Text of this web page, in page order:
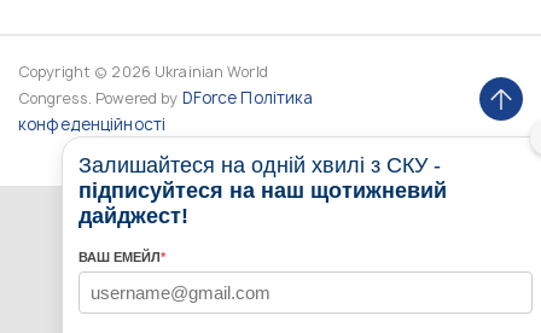
Copyright © 2026 Ukrainian World
Congress. Powered by DForceПолітика
конфеденційності
Залишайтеся на одній хвилі з СКУ -
підписуйтеся на наш щотижневий
дайджест!
ВАШ ЕМЕЙЛ*